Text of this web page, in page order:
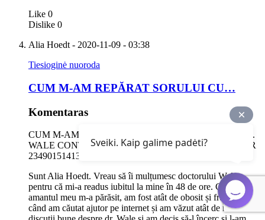
Like 0
Dislike 0
Alia Hoedt - 2020-11-09 - 03:38
Tiesioginė nuoroda
CUM M-AM REPĂRAT SORULUI CU…
Komentaras
CUM M-AM REPĂRAT SORULUI CU AJUTORUL DR.
WALE CONTACT PE NUMĂRUL WHATSAPP / VIBER
2349015141346 sau
Sunt Alia Hoedt. Vreau să îi mulțumesc doctorului Wale
pentru că mi-a readus iubitul la mine în 48 de ore. Când
amantul meu m-a părăsit, am fost atât de obosit și frustrat până
când am căutat ajutor pe internet și am văzut atât de multe
Sveiki. Kaip galime padėti?